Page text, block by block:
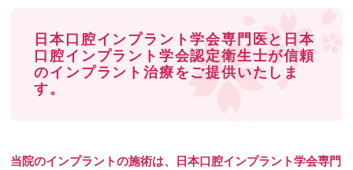
日本口腔インプラント学会専門医と 日本
口腔インプラント学会認定衛生士が信頼
のインプラント治療をご提供いたしま
す。
当院のインプラントの施術は、日本口腔インプラント学会専門